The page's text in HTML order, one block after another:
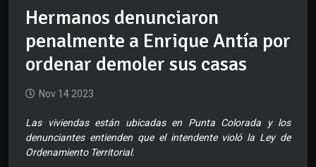
Hermanos denunciaron
penalmente a Enrique Antía por
ordenar demoler sus casas
Nov 14 2023
Las viviendas están ubicadas en Punta Colorada y los
denunciantes entienden que el intendente violó la Ley de
Ordenamiento Territorial.